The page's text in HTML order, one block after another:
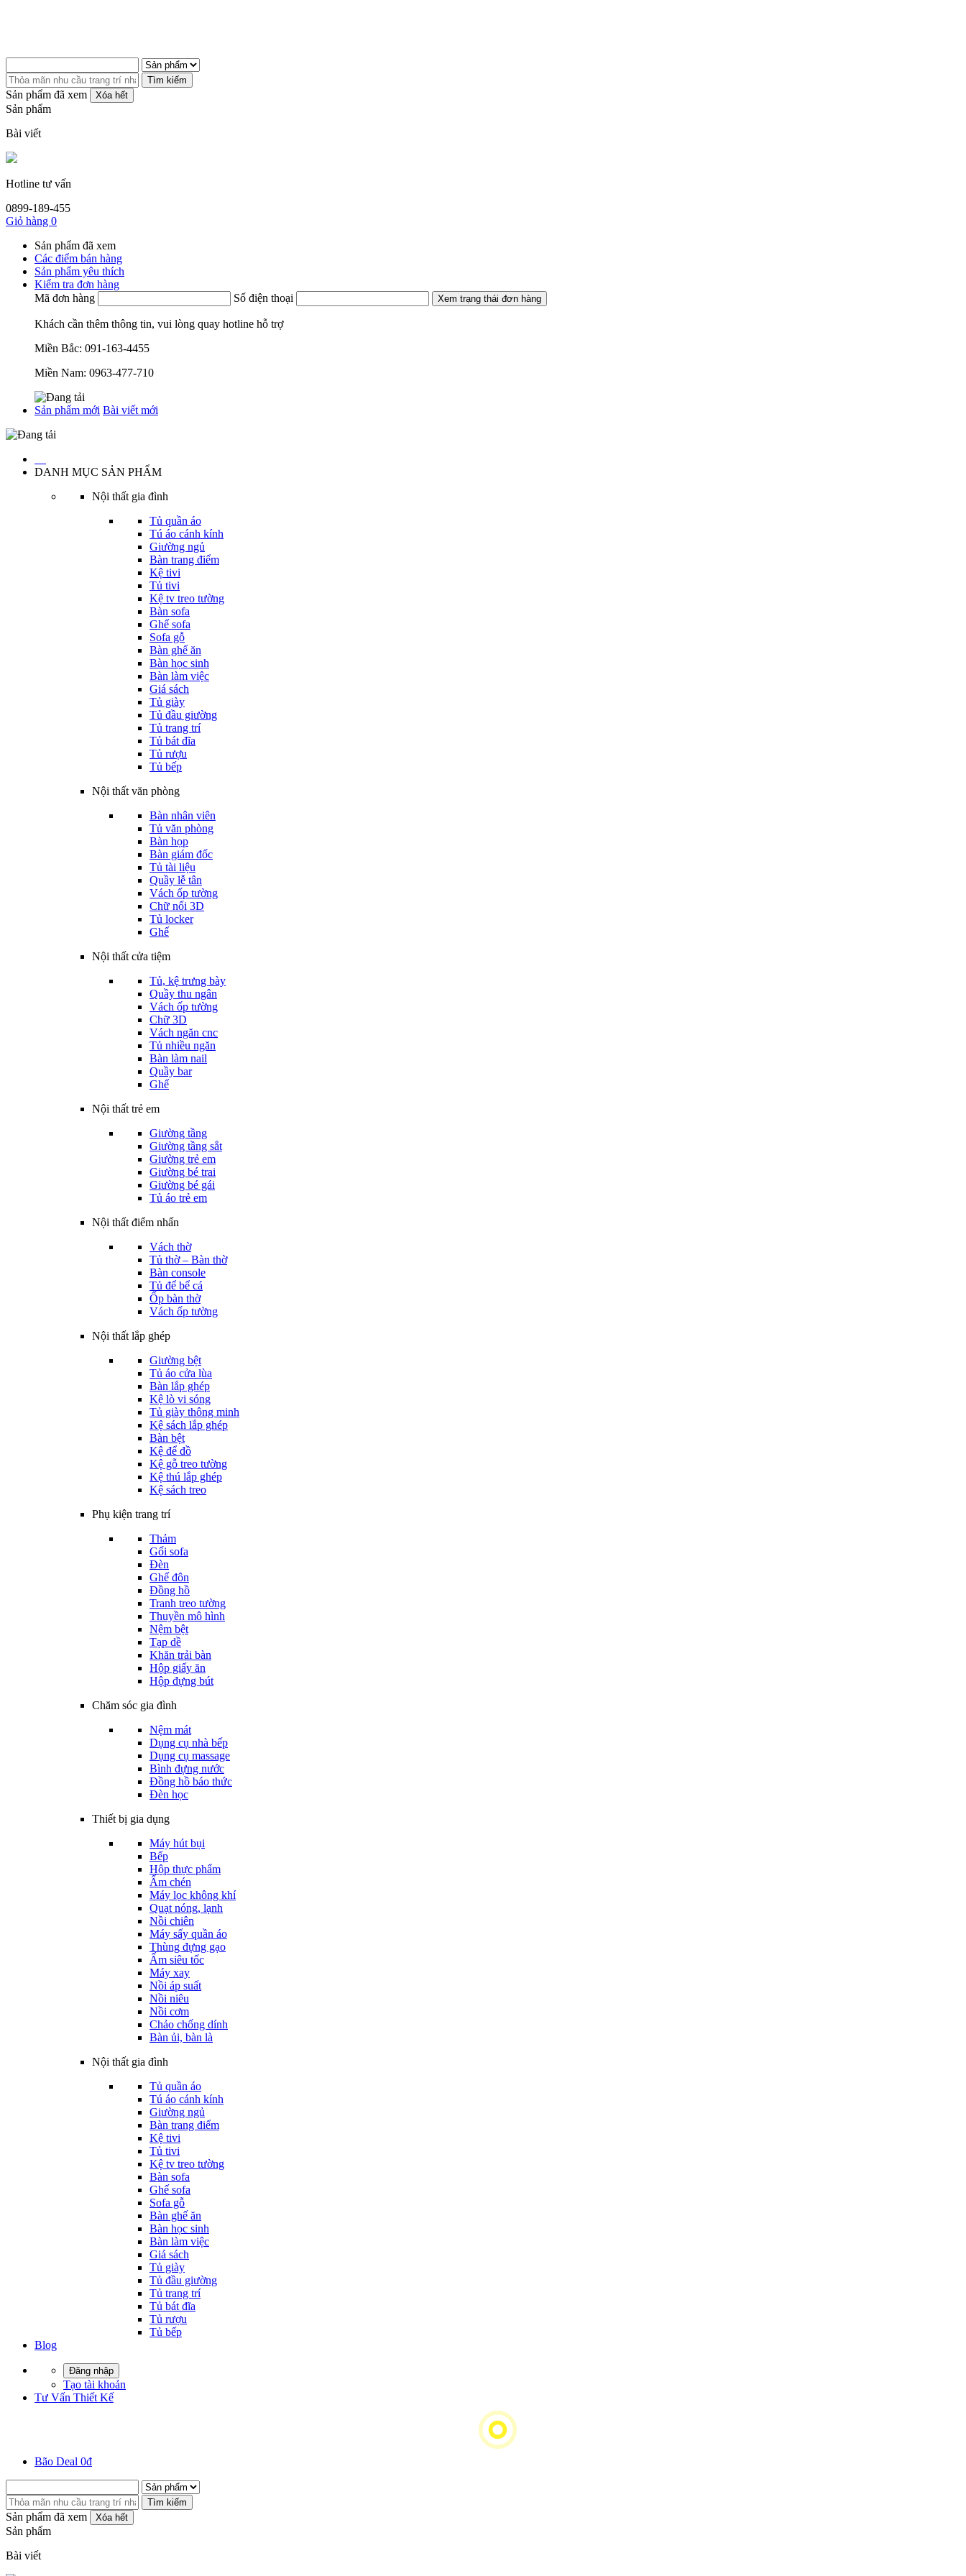
Tìm kiếm
Sản phẩm đã xem Xóa hết
Sản phẩm
Bài viết
Hotline tư vấn
0899-189-455
Giỏ hàng 0
Sản phẩm đã xem
Các điểm bán hàng
Sản phẩm yêu thích
Kiểm tra đơn hàng
Mã đơn hàng
Số điện thoại Xem trạng thái đơn hàng
Khách cần thêm thông tin, vui lòng quay hotline hỗ trợ
Miền Bắc: 091-163-4455
Miền Nam: 0963-477-710
Sản phẩm mới Bài viết mới
DANH MỤC SẢN PHẨM
Nội thất gia đình
Tủ quần áo
Tú áo cánh kính
Giường ngủ
Bàn trang điểm
Kệ tivi
Tủ tivi
Kệ tv treo tường
Bàn sofa
Ghế sofa
Sofa gỗ
Bàn ghế ăn
Bàn học sinh
Bàn làm việc
Giá sách
Tủ giày
Tủ đầu giường
Tủ trang trí
Tủ bát đĩa
Tủ rượu
Tủ bếp
Nội thất văn phòng
Bàn nhân viên
Tủ văn phòng
Bàn họp
Bàn giám đốc
Tủ tài liệu
Quầy lễ tân
Vách ốp tường
Chữ nổi 3D
Tủ locker
Ghế
Nội thất cửa tiệm
Tủ, kệ trưng bày
Quầy thu ngân
Vách ốp tường
Chữ 3D
Vách ngăn cnc
Tủ nhiều ngăn
Bàn làm nail
Quầy bar
Ghế
Nội thất trẻ em
Giường tầng
Giường tầng sắt
Giường trẻ em
Giường bé trai
Giường bé gái
Tủ áo trẻ em
Nội thất điểm nhấn
Vách thờ
Tủ thờ – Bàn thờ
Bàn console
Tủ để bể cá
Ốp bàn thờ
Vách ốp tường
Nội thất lắp ghép
Giường bệt
Tủ áo cửa lùa
Bàn lắp ghép
Kệ lò vi sóng
Tủ giày thông minh
Kệ sách lắp ghép
Bàn bệt
Kệ để đồ
Kệ gỗ treo tường
Kệ thú lắp ghép
Kệ sách treo
Phụ kiện trang trí
Thảm
Gối sofa
Đèn
Ghế đôn
Đồng hồ
Tranh treo tường
Thuyền mô hình
Nệm bệt
Tạp dề
Khăn trải bàn
Hộp giấy ăn
Hộp đựng bút
Chăm sóc gia đình
Nệm mát
Dụng cụ nhà bếp
Dụng cụ massage
Bình đựng nước
Đồng hồ báo thức
Đèn học
Thiết bị gia dụng
Máy hút bụi
Bếp
Hộp thực phẩm
Ấm chén
Máy lọc không khí
Quạt nóng, lạnh
Nồi chiên
Máy sấy quần áo
Thùng đựng gạo
Ấm siêu tốc
Máy xay
Nồi áp suất
Nồi niêu
Nồi cơm
Chảo chống dính
Bàn ủi, bàn là
Nội thất gia đình
Tủ quần áo
Tú áo cánh kính
Giường ngủ
Bàn trang điểm
Kệ tivi
Tủ tivi
Kệ tv treo tường
Bàn sofa
Ghế sofa
Sofa gỗ
Bàn ghế ăn
Bàn học sinh
Bàn làm việc
Giá sách
Tủ giày
Tủ đầu giường
Tủ trang trí
Tủ bát đĩa
Tủ rượu
Tủ bếp
Blog
Đăng nhập
Tạo tài khoản
Tư Vấn Thiết Kế
Bão Deal 0đ
Tìm kiếm
Sản phẩm đã xem Xóa hết
Sản phẩm
Bài viết